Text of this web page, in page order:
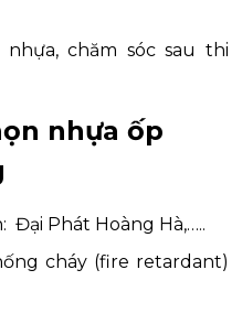
chăm sóc sau thi
nhựa ốp
Phát Hoàng Hà,…..
cháy (fire retardant)